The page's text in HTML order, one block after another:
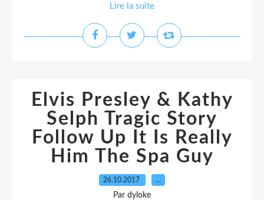
Lire la suite
Elvis Presley & Kathy
Selph Tragic Story
Follow Up It Is Really
Him The Spa Guy
26.10.2017 …
Par dyloke